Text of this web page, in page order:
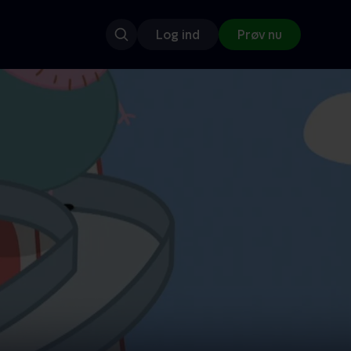
Log ind Prøv nu